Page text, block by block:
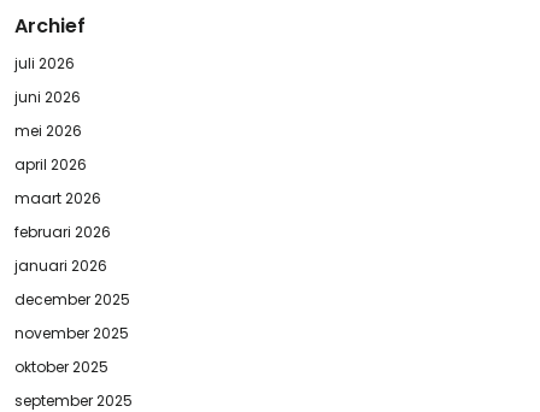
Archief
juli 2026
juni 2026
mei 2026
april 2026
maart 2026
februari 2026
januari 2026
december 2025
november 2025
oktober 2025
september 2025